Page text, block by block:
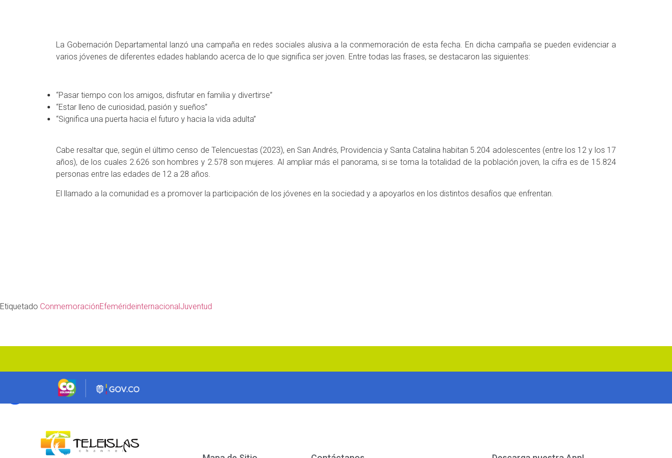
La Gobernación Departamental lanzó una campaña en redes sociales alusiva a la conmemoración de esta fecha. En dicha campaña se pueden evidenciar a
varios jóvenes de diferentes edades hablando acerca de lo que significa ser joven. Entre todas las frases, se destacaron las siguientes:
“Pasar tiempo con los amigos, disfrutar en familia y divertirse”
“Estar lleno de curiosidad, pasión y sueños”
“Significa una puerta hacia el futuro y hacia la vida adulta”
Cabe resaltar que, según el último censo de Telencuestas (2023), en San Andrés, Providencia y Santa Catalina habitan 5.204 adolescentes (entre los 12 y los 17
años), de los cuales 2.626 son hombres y 2.578 son mujeres. Al ampliar más el panorama, si se toma la totalidad de la población joven, la cifra es de 15.824
personas entre las edades de 12 a 28 años.
El llamado a la comunidad es a promover la participación de los jóvenes en la sociedad y a apoyarlos en los distintos desafíos que enfrentan.
Etiquetado ConmemoraciónEfemérideinternacionalJuventud